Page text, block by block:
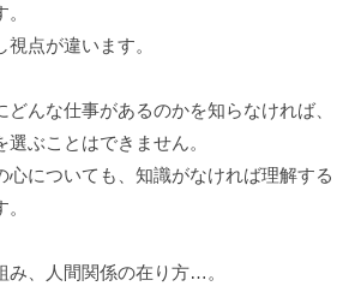
点が違います。
どんな仕事があるのかを知らなければ、
選ぶことはできません。
心についても、知識がなければ理解する
み、人間関係の在り方…。